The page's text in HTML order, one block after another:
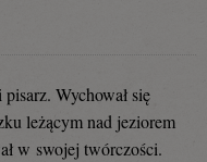
Wychował się
leżącym nad jeziorem
w swojej twórczości.